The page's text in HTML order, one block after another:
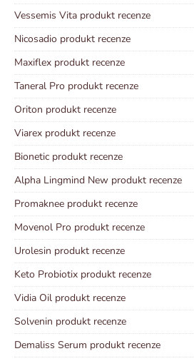
Vessemis Vita produkt recenze
Nicosadio produkt recenze
Maxiflex produkt recenze
Taneral Pro produkt recenze
Oriton produkt recenze
Viarex produkt recenze
Bionetic produkt recenze
Alpha Lingmind New produkt recenze
Promaknee produkt recenze
Movenol Pro produkt recenze
Urolesin produkt recenze
Keto Probiotix produkt recenze
Vidia Oil produkt recenze
Solvenin produkt recenze
Demaliss Serum produkt recenze